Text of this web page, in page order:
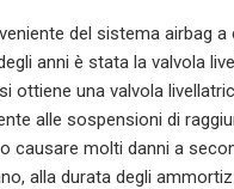
del sistema airbag a
anni è stata la valvola
ottiene una valvola
alle sospensioni di
causare molti danni a
alla durata degli